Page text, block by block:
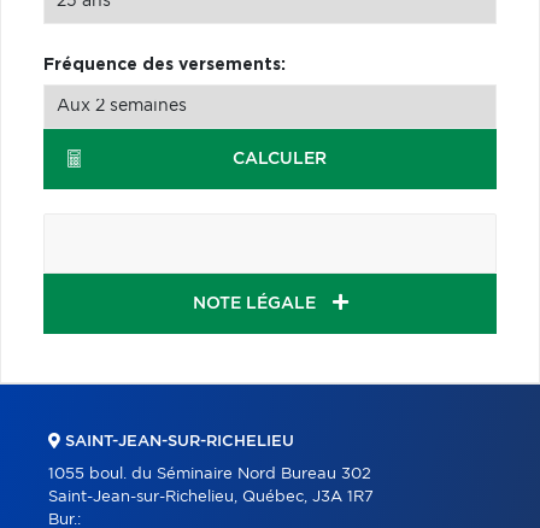
Fréquence des versements:
CALCULER
NOTE LÉGALE
SAINT-JEAN-SUR-RICHELIEU
1055 boul. du Séminaire Nord Bureau 302
Saint-Jean-sur-Richelieu, Québec, J3A 1R7
Bur.: